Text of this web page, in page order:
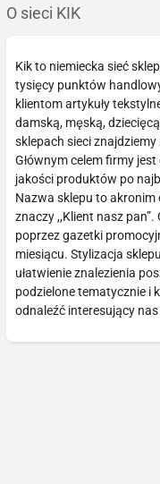
O sieci KIK
Kik to niemiecka sieć
tysięcy punktów
klientom artykuły
damską, męską,
sklepach sieci
Głównym celem firmy
jakości produktów po
Nazwa sklepu to akronim
znaczy ,,Klient nasz
poprzez gazetki
miesiącu. Stylizacja
ułatwienie znalezienia
podzielone tematycznie i
odnaleźć interesujący